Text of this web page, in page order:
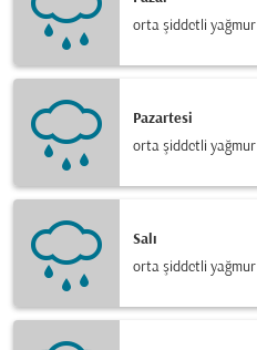
orta şiddetli yağmur
Pazartesi
orta şiddetli yağmur
Salı
orta şiddetli yağmur